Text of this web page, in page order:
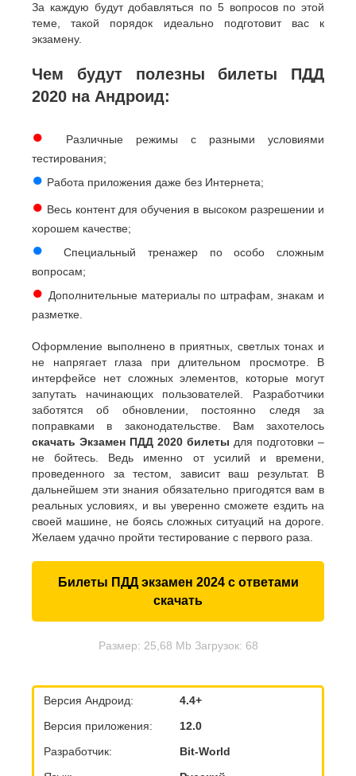
За каждую будут добавляться по 5 вопросов по этой
теме, такой порядок идеально подготовит вас к
экзамену.
Чем будут полезны билеты ПДД
2020 на Андроид:
●
Различные режимы с разными условиями
тестирования;
● Работа приложения даже без Интернета;
● Весь контент для обучения в высоком разрешении и
хорошем качестве;
●
Специальный тренажер по особо сложным
вопросам;
● Дополнительные материалы по штрафам, знакам и
разметке.
Оформление выполнено в приятных, светлых тонах и
не напрягает глаза при длительном просмотре. В
интерфейсе нет сложных элементов, которые могут
запутать начинающих пользователей. Разработчики
заботятся об обновлении, постоянно следя за
поправками в законодательстве. Вам захотелось
скачать Экзамен ПДД 2020 билеты для подготовки –
не бойтесь. Ведь именно от усилий и времени,
проведенного за тестом, зависит ваш результат. В
дальнейшем эти знания обязательно пригодятся вам в
реальных условиях, и вы уверенно сможете ездить на
своей машине, не боясь сложных ситуаций на дороге.
Желаем удачно пройти тестирование с первого раза.
Билеты ПДД экзамен 2024 с ответами
скачать
Размер: 25,68 Mb Загрузок: 68
Версия Андроид:
4.4+
Версия приложения:
12.0
Разработчик:
Bit-World